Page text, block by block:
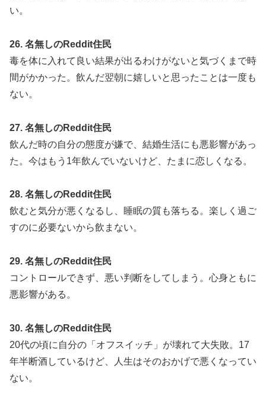
い。
26. 名無しのReddit住民
毒を体に入れて良い結果が出るわけがないと気づくまで時
間がかかった。飲んだ翌朝に嬉しいと思ったことは一度も
ない。
27. 名無しのReddit住民
飲んだ時の自分の態度が嫌で、結婚生活にも悪影響があっ
た。今はもう1年飲んでいないけど、たまに恋しくなる。
28. 名無しのReddit住民
飲むと気分が悪くなるし、睡眠の質も落ちる。楽しく過ご
すのに必要ないから飲まない。
29. 名無しのReddit住民
コントロールできず、悪い判断をしてしまう。心身ともに
悪影響がある。
30. 名無しのReddit住民
20代の頃に自分の「オフスイッチ」が壊れて大失敗。17
年半断酒しているけど、人生はそのおかげで悪くなってい
ない。